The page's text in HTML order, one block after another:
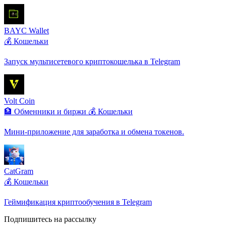
BAYC Wallet
💰 Кошельки
Запуск мультисетевого криптокошелька в Telegram
Volt Coin
🏦 Обменники и биржи 💰 Кошельки
Мини-приложение для заработка и обмена токенов.
CatGram
💰 Кошельки
Геймификация криптообучения в Telegram
Подпишитесь на рассылку